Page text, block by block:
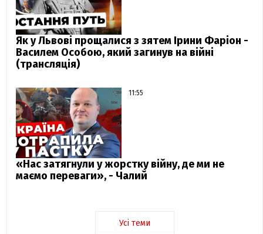
Як у Львові прощалися з зятем Ірини Фаріон -
Василем Особою, який загинув на війні
(трансляція)
11:55
«Нас затягнули у жорстку війну, де ми не
маємо переваги», - Чалий
Усі теми